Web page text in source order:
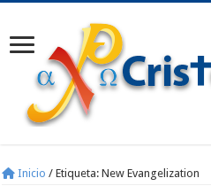
Inicio / Etiqueta:New Evangelization